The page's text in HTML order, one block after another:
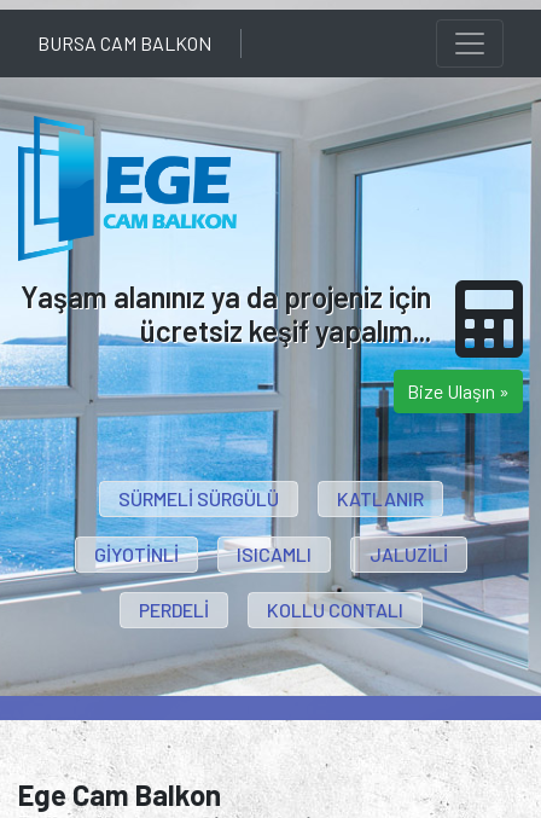
BURSA CAM BALKON
Yaşam alanınız ya da projeniz için
ücretsiz keşif yapalım...
Bize Ulaşın »
SÜRMELİ SÜRGÜLÜ KATLANIR
GİYOTİNLİ ISICAMLI JALUZİLİ
PERDELİ KOLLU CONTALI
Ege Cam Balkon